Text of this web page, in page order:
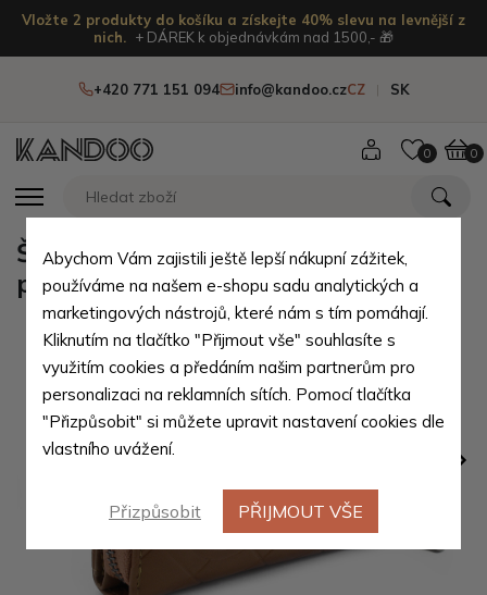
Vložte 2 produkty do košíku a získejte 40% slevu na levnější z
nich.
+ DÁREK k objednávkám nad 1500,- 🎁
+420 771 151 094 info@kandoo.czCZ SK
0 0
Šedohnědá velká dámská zipová
peněženka se zápinkou Nisios
Abychom Vám zajistili ještě lepší nákupní zážitek,
používáme na našem e-shopu sadu analytických a
marketingových nástrojů, které nám s tím pomáhají.
Kliknutím na tlačítko "Přijmout vše" souhlasíte s
využitím cookies a předáním našim partnerům pro
personalizaci na reklamních sítích. Pomocí tlačítka
"Přizpůsobit" si můžete upravit nastavení cookies dle
vlastního uvážení.
Přizpůsobit PŘIJMOUT VŠE